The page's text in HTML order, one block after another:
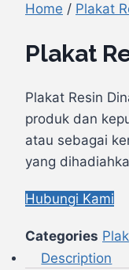
Home / Plakat
Plakat
Plakat Resin
produk dan
atau sebagai
yang
Hubungi Kami
Categories
Description